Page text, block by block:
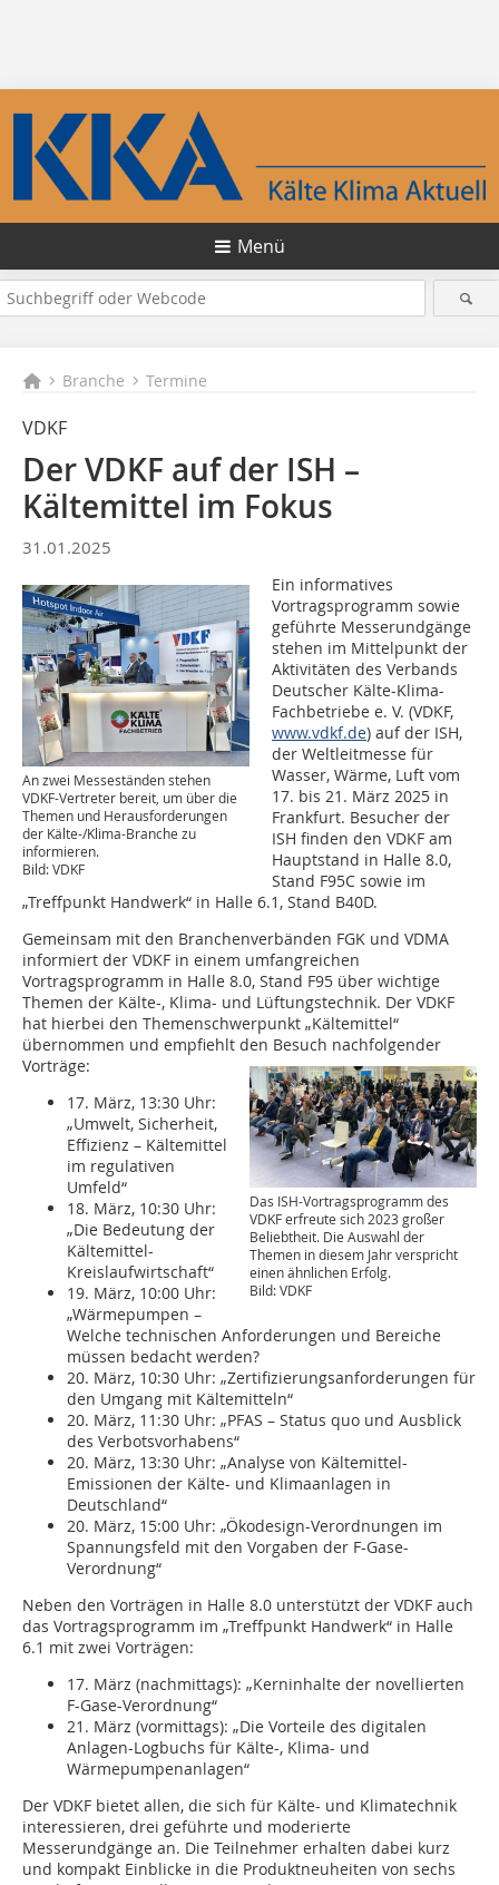
Menü
Branche Termine
VDKF
Der VDKF auf der ISH –
Kältemittel im Fokus
31.01.2025
An zwei Messeständen stehen
VDKF-Vertreter bereit, um über die
Themen und Herausforderungen
der Kälte-/Klima-Branche zu
informieren.
Bild: VDKF
Ein informatives
Vortragsprogramm sowie
geführte Messerundgänge
stehen im Mittelpunkt der
Aktivitäten des Verbands
Deutscher Kälte-Klima-
Fachbetriebe e. V. (VDKF,
www.vdkf.de) auf der ISH,
der Weltleitmesse für
Wasser, Wärme, Luft vom
17. bis 21. März 2025 in
Frankfurt. Besucher der
ISH finden den VDKF am
Hauptstand in Halle 8.0,
Stand F95C sowie im
„Treffpunkt Handwerk“ in Halle 6.1, Stand B40D.
Gemeinsam mit den Branchenverbänden FGK und VDMA
informiert der VDKF in einem umfangreichen
Vortragsprogramm in Halle 8.0, Stand F95 über wichtige
Themen der Kälte-, Klima- und Lüftungstechnik. Der VDKF
hat hierbei den Themenschwerpunkt „Kältemittel“
übernommen und empfiehlt den Besuch nachfolgender
Vorträge:
Das ISH-Vortragsprogramm des
VDKF erfreute sich 2023 großer
Beliebtheit. Die Auswahl der
Themen in diesem Jahr verspricht
einen ähnlichen Erfolg.
Bild: VDKF
17. März, 13:30 Uhr:
„Umwelt, Sicherheit,
Effizienz – Kältemittel
im regulativen
Umfeld“
18. März, 10:30 Uhr:
„Die Bedeutung der
Kältemittel-
Kreislaufwirtschaft“
19. März, 10:00 Uhr:
„Wärmepumpen –
Welche technischen Anforderungen und Bereiche
müssen bedacht werden?
20. März, 10:30 Uhr: „Zertifizierungsanforderungen für
den Umgang mit Kältemitteln“
20. März, 11:30 Uhr: „PFAS – Status quo und Ausblick
des Verbotsvorhabens“
20. März, 13:30 Uhr: „Analyse von Kältemittel-
Emissionen der Kälte- und Klimaanlagen in
Deutschland“
20. März, 15:00 Uhr: „Ökodesign-Verordnungen im
Spannungsfeld mit den Vorgaben der F-Gase-
Verordnung“
Neben den Vorträgen in Halle 8.0 unterstützt der VDKF auch
das Vortragsprogramm im „Treffpunkt Handwerk“ in Halle
6.1 mit zwei Vorträgen:
17. März (nachmittags): „Kerninhalte der novellierten
F-Gase-Verordnung“
21. März (vormittags): „Die Vorteile des digitalen
Anlagen-Logbuchs für Kälte-, Klima- und
Wärmepumpenanlagen“
Der VDKF bietet allen, die sich für Kälte- und Klimatechnik
interessieren, drei geführte und moderierte
Messerundgänge an. Die Teilnehmer erhalten dabei kurz
und kompakt Einblicke in die Produktneuheiten von sechs